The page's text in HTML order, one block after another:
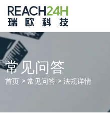
常见问答
首页 常见问答 法规详情